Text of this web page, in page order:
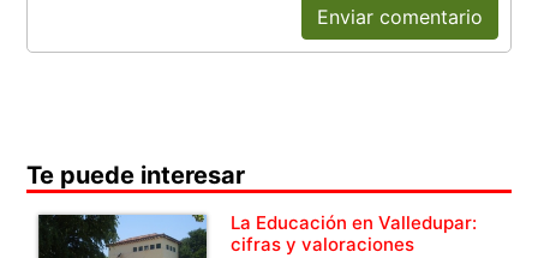
Enviar comentario
Te puede interesar
La Educación en Valledupar:
cifras y valoraciones